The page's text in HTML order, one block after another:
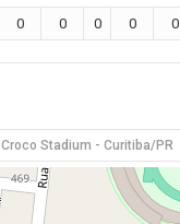
0 0 0 0 0
Croco Stadium - Curitiba/PR